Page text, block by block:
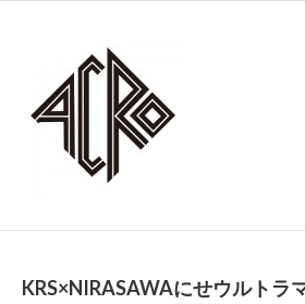
KRS×NIRASAWAにせウルトラ